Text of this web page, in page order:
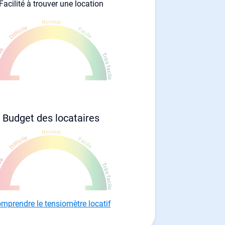
à trouver une location
Budget des locataires
le tensiomètre locatif